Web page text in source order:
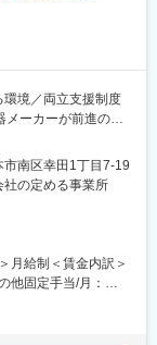
商品の卸・流通事
プクラスの商品ライ
ルでありつつ、地域
業戦略を展開。
。（平均年齢：35
おり、和菓子屋と
域貢献を第一に業
てきたのでしょう。
たに出会うことは
たの手に取っても
ツ産業株式会社は、
る企業です。
環境／両立支援制度
メーカーが前進の超
き方◎～～
性活躍企業
れる商材”で価値で
ても長く働ける
市南区幸田1丁目7-19
の定める事業所
月給制＜賃金内訳＞
他固定手当/月：